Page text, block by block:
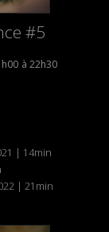
#5
22h30
| 14min
| 21min